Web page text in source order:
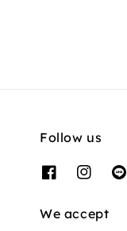
Follow us
We accept